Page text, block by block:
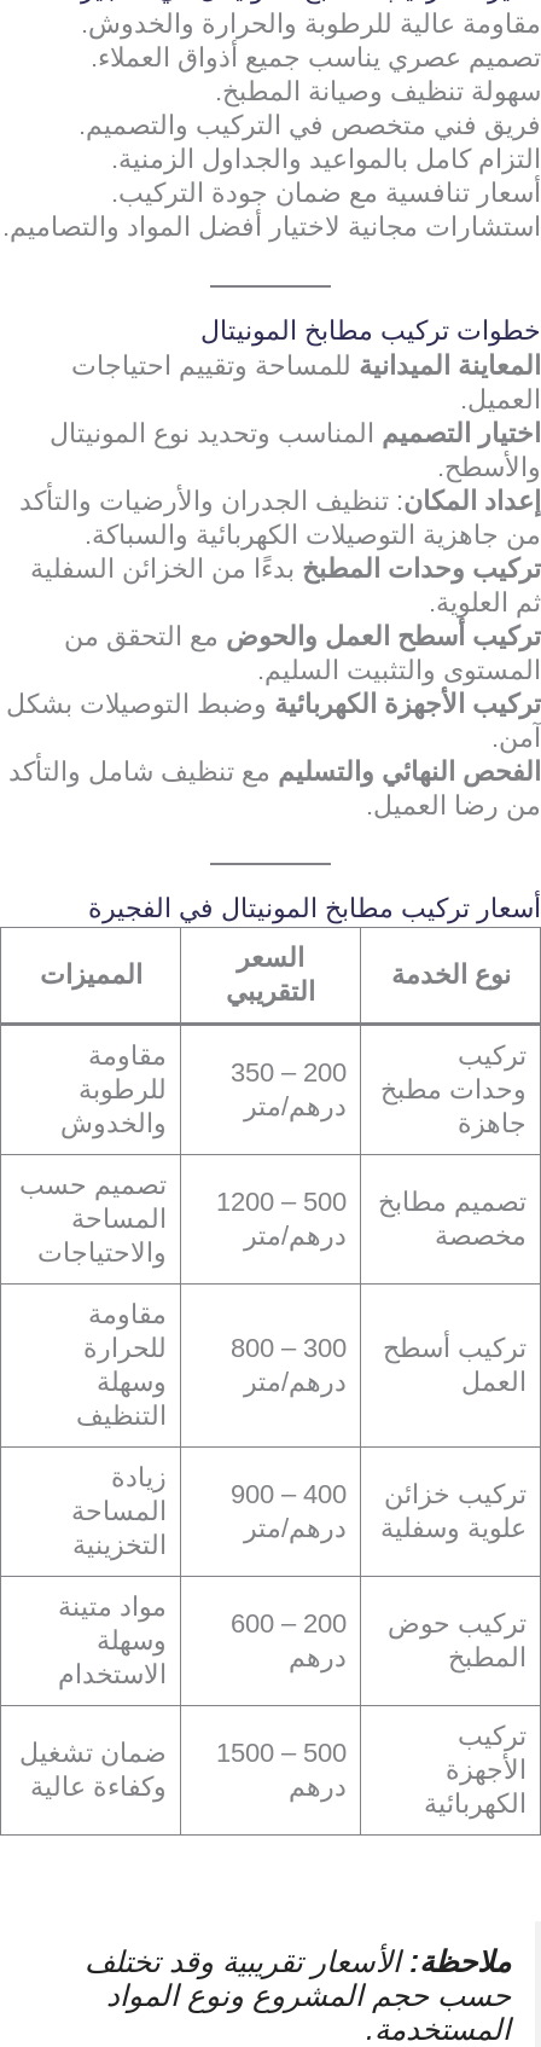
مقاومة عالية للرطوبة والحرارة والخدوش.
تصميم عصري يناسب جميع أذواق العملاء.
سهولة تنظيف وصيانة المطبخ.
فريق فني متخصص في التركيب والتصميم.
التزام كامل بالمواعيد والجداول الزمنية.
أسعار تنافسية مع ضمان جودة التركيب.
استشارات مجانية لاختيار أفضل المواد والتصاميم.
خطوات تركيب مطابخ المونيتال
المعاينة الميدانية للمساحة وتقييم احتياجات
العميل.
اختيار التصميم المناسب وتحديد نوع المونيتال
والأسطح.
إعداد المكان: تنظيف الجدران والأرضيات والتأكد
من جاهزية التوصيلات الكهربائية والسباكة.
تركيب وحدات المطبخ بدءًا من الخزائن السفلية
ثم العلوية.
تركيب أسطح العمل والحوض مع التحقق من
المستوى والتثبيت السليم.
تركيب الأجهزة الكهربائية وضبط التوصيلات بشكل
آمن.
الفحص النهائي والتسليم مع تنظيف شامل والتأكد
من رضا العميل.
أسعار تركيب مطابخ المونيتال في الفجيرة
نوع الخدمة
السعر
التقريبي
المميزات
تركيب
وحدات مطبخ
جاهزة
200 – 350
درهم/متر
مقاومة
للرطوبة
والخدوش
تصميم مطابخ
مخصصة
500 – 1200
درهم/متر
تصميم حسب
المساحة
والاحتياجات
تركيب أسطح
العمل
300 – 800
درهم/متر
مقاومة
للحرارة
وسهلة
التنظيف
تركيب خزائن
علوية وسفلية
400 – 900
درهم/متر
زيادة
المساحة
التخزينية
تركيب حوض
المطبخ
200 – 600
درهم
مواد متينة
وسهلة
الاستخدام
تركيب
الأجهزة
الكهربائية
500 – 1500
درهم
ضمان تشغيل
وكفاءة عالية
ملاحظة: الأسعار تقريبية وقد تختلف
حسب حجم المشروع ونوع المواد
المستخدمة.